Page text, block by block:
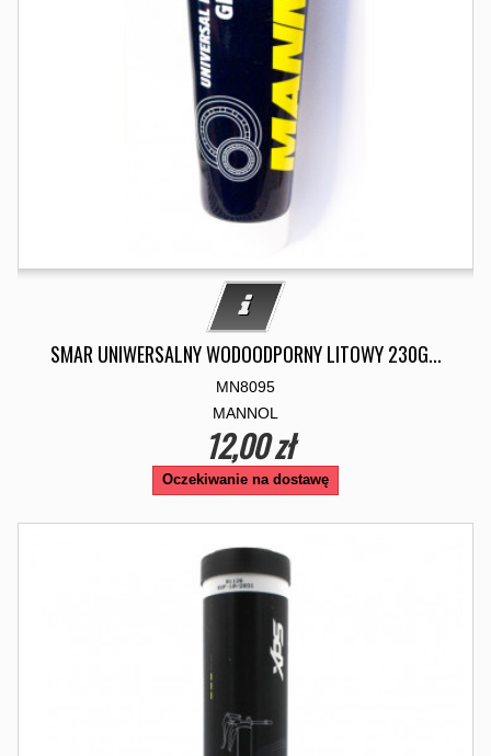
SMAR UNIWERSALNY WODOODPORNY LITOWY 230G...
MN8095
MANNOL
12,00 zł
Oczekiwanie na dostawę